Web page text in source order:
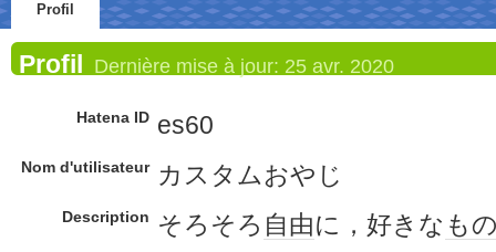
Profil
Profil Dernière mise à jour: 25 avr. 2020
Hatena ID es60
Nom d'utilisateur カスタムおやじ
Description そろそろ 自由に，好きな も